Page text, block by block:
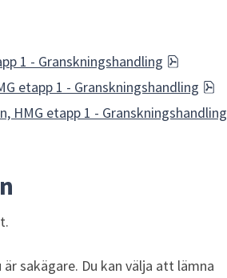
1 - Granskningshandling
etapp 1 - Granskningshandling
HMG etapp 1 - Granskningshandling
sakägare. Du kan välja att lämna